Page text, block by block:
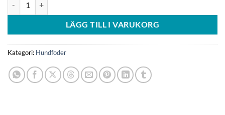
LÄGG TILL I VARUKORG
Kategori: Hundfoder